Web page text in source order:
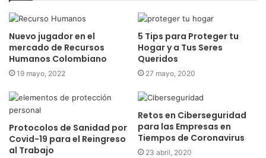
Nuevo jugador en el
mercado de Recursos
Humanos Colombiano
19 mayo, 2022
5 Tips para Proteger tu
Hogar y a Tus Seres
Queridos
27 mayo, 2020
Protocolos de Sanidad por
Covid-19 para el Reingreso
al Trabajo
Retos en Ciberseguridad
para las Empresas en
Tiempos de Coronavirus
23 abril, 2020